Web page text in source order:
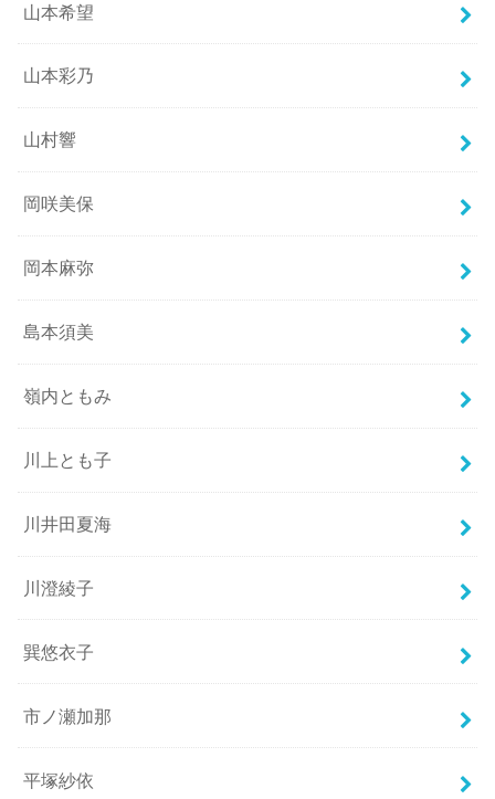
山本希望
山本彩乃
山村響
岡咲美保
岡本麻弥
島本須美
嶺内ともみ
川上とも子
川井田夏海
川澄綾子
巽悠衣子
市ノ瀬加那
平塚紗依